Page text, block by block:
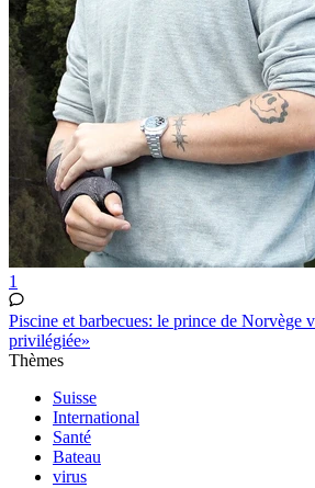
1
Piscine et barbecues: le prince de Norvège
privilégiée»
Thèmes
Suisse
International
Santé
Bateau
virus